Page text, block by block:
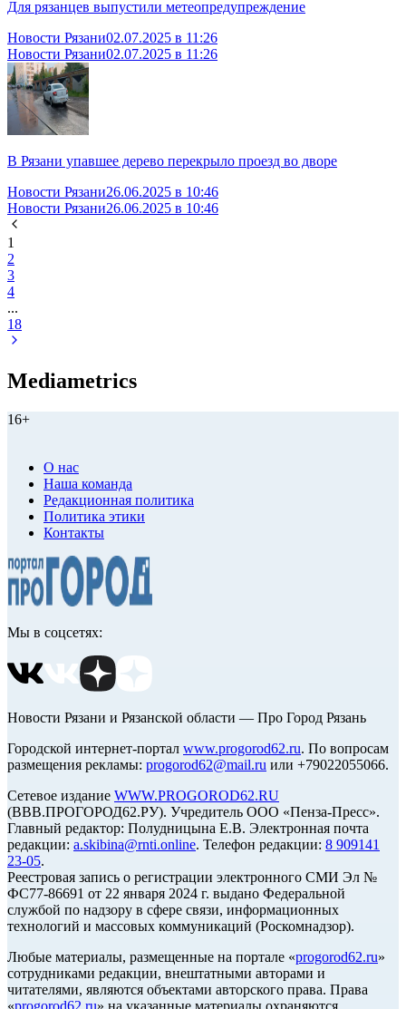
Для рязанцев выпустили метеопредупреждение
Новости Рязани02.07.2025 в 11:26
Новости Рязани02.07.2025 в 11:26
В Рязани упавшее дерево перекрыло проезд во дворе
Новости Рязани26.06.2025 в 10:46
Новости Рязани26.06.2025 в 10:46
1
2
3
4
...
18
Mediametrics
16+
О нас
Наша команда
Редакционная политика
Политика этики
Контакты
Мы в соцсетях:
Новости Рязани и Рязанской области — Про Город Рязань
Городской интернет-портал www.progorod62.ru. По вопросам
размещения рекламы: progorod62@mail.ru или +79022055066.
Сетевое издание WWW.PROGOROD62.RU
(ВВВ.ПРОГОРОД62.РУ). Учредитель ООО «Пенза-Пресс».
Главный редактор: Полудницына Е.В. Электронная почта
редакции: a.skibina@rnti.online. Телефон редакции: 8 909141
23-05.
Реестровая запись о регистрации электронного СМИ Эл №
ФС77-86691 от 22 января 2024 г. выдано Федеральной
службой по надзору в сфере связи, информационных
технологий и массовых коммуникаций (Роскомнадзор).
Любые материалы, размещенные на портале «progorod62.ru»
сотрудниками редакции, внештатными авторами и
читателями, являются объектами авторского права. Права
«progorod62.ru» на указанные материалы охраняются